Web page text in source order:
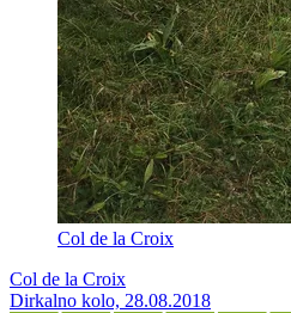
Col de la Croix
Col de la Croix
Dirkalno kolo, 28.08.2018